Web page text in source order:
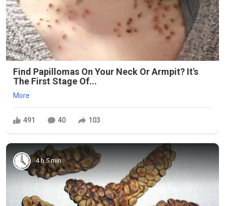
Find Papillomas On Your Neck Or Armpit? It's
The First Stage Of...
More
491 40 103
4 h 5 min